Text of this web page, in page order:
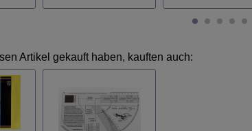
Artikel gekauft haben, kauften auch: